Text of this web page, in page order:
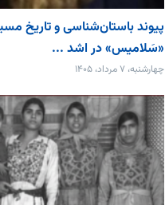
پیوند باستان‌شناسی و تاریخ
«سَلامیس» در اشد ...
چهارشنبه، ۷ مرداد، ۱۴۰۵